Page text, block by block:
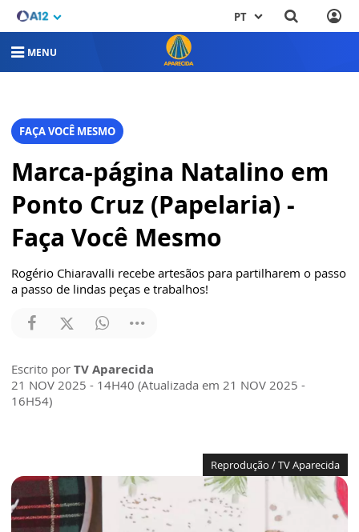
PT
MENU
FAÇA VOCÊ MESMO
Marca-página Natalino em
Ponto Cruz (Papelaria) -
Faça Você Mesmo
Rogério Chiaravalli recebe artesãos para partilharem o passo
a passo de lindas peças e trabalhos!
Escrito por TV Aparecida
21 NOV 2025 - 14H40 (Atualizada em 21 NOV 2025 -
16H54)
Reprodução / TV Aparecida